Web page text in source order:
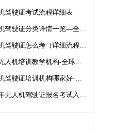
驾驶证考试流程详细表
驶证分类详情一览—全球鹰无人机
驶证怎么考（详细流程）-全球鹰无人机
机培训教学机构-全球鹰无人机
证培训机构哪家好-全球鹰无人机培训学院
人机驾驶证报名考试入口-全球鹰无人机